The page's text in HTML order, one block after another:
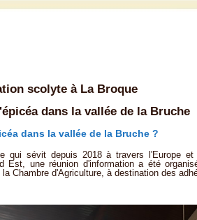
scolyte à La Broque
dans la vallée de la Bruche
dans la vallée de la Bruche ?
qui sévit depuis 2018 à travers l'Europe
Est, une réunion d'information a été
Chambre d'Agriculture, à destination des